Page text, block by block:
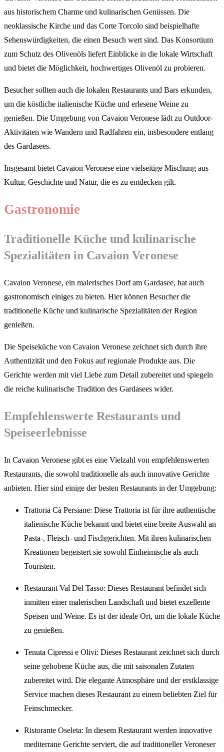
aus historischem Charme und kulinarischen Genüssen. Die
neoklassische Kirche und das Corte Torcolo sind beispielhafte
Sehenswürdigkeiten, die einen Besuch wert sind. Das Konsortium
zum Schutz des Olivenöls liefert Einblicke in die lokale Wirtschaft
und bietet die Möglichkeit, hochwertiges Olivenöl zu probieren.
Besucher sollten auch die lokalen Restaurants und Bars erkunden,
um die köstliche italienische Küche und erlesene Weine zu
genießen. Die Umgebung von Cavaion Veronese lädt zu Outdoor-
Aktivitäten wie Wandern und Radfahren ein, insbesondere entlang
des Gardasees.
Insgesamt bietet Cavaion Veronese eine vielseitige Mischung aus
Kultur, Geschichte und Natur, die es zu entdecken gilt.
Gastronomie
Traditionelle Küche und kulinarische
Spezialitäten in Cavaion Veronese
Cavaion Veronese, ein malerisches Dorf am Gardasee, hat auch
gastronomisch einiges zu bieten. Hier können Besucher die
traditionelle Küche und kulinarische Spezialitäten der Region
genießen.
Die Speiseküche von Cavaion Veronese zeichnet sich durch ihre
Authentizität und den Fokus auf regionale Produkte aus. Die
Gerichte werden mit viel Liebe zum Detail zubereitet und spiegeln
die reiche kulinarische Tradition des Gardasees wider.
Empfehlenswerte Restaurants und
Speiseerlebnisse
In Cavaion Veronese gibt es eine Vielzahl von empfehlenswerten
Restaurants, die sowohl traditionelle als auch innovative Gerichte
anbieten. Hier sind einige der besten Restaurants in der Umgebung:
Trattoria Cà Persiane: Diese Trattoria ist für ihre authentische
italienische Küche bekannt und bietet eine breite Auswahl an
Pasta-, Fleisch- und Fischgerichten. Mit ihren kulinarischen
Kreationen begeistert sie sowohl Einheimische als auch
Touristen.
Restaurant Val Del Tasso: Dieses Restaurant befindet sich
inmitten einer malerischen Landschaft und bietet exzellente
Speisen und Weine. Es ist der ideale Ort, um die lokale Küche
zu genießen.
Tenuta Cipressi e Olivi: Dieses Restaurant zeichnet sich durch
seine gehobene Küche aus, die mit saisonalen Zutaten
zubereitet wird. Die elegante Atmosphäre und der erstklassige
Service machen dieses Restaurant zu einem beliebten Ziel für
Feinschmecker.
Ristorante Oseleta: In diesem Restaurant werden innovative
mediterrane Gerichte serviert, die auf traditioneller Veroneser